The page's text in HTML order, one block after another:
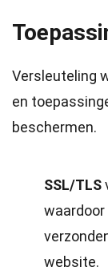
Versleuteling
en
beschermen.
SSL/TLS
waardoor
website.